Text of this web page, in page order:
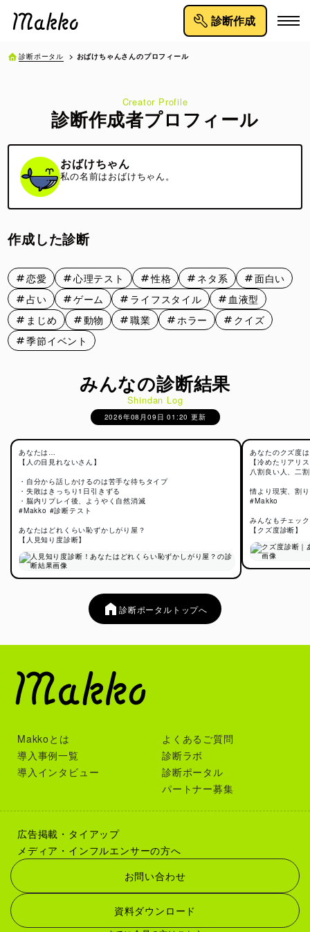
診断作成
診断ポータル > おばけちゃんさんのプロフィール
Creator Profile
診断作成者プロフィール
おばけちゃん
私の名前はおばけちゃん。
作成した診断
恋愛 心理テスト 性格 ネタ系
面白い
占い
ゲーム ライフスタイル
血液型
まじめ
動物 職業 ホラー
クイズ
季節イベント
みんなの診断結果
Shindan Log
2026年08月09日 01:20 更新
あなたは…
【人の目見れないさん】
・自分から話しかけるのは苦手な待ちタイプ
・失敗はきっちり1日引きずる
・脳内リプレイ後、ようやく自然消滅
#Makko #診断テスト
あなたはどれくらい恥ずかしがり屋？
【人見知り度診断】
あなたのクズ度
【冷めたリアリ
八割良い人、二
情より現実、割
#Makko
みんなもチェッ
【クズ度診断】
診断ポータルトップへ
Makkoとは
導入事例一覧
導入インタビュー
よくあるご質問
診断ラボ
診断ポータル
パートナー募集
広告掲載・タイアップ
メディア・インフルエンサーの方へ
お問い合わせ
資料ダウンロード